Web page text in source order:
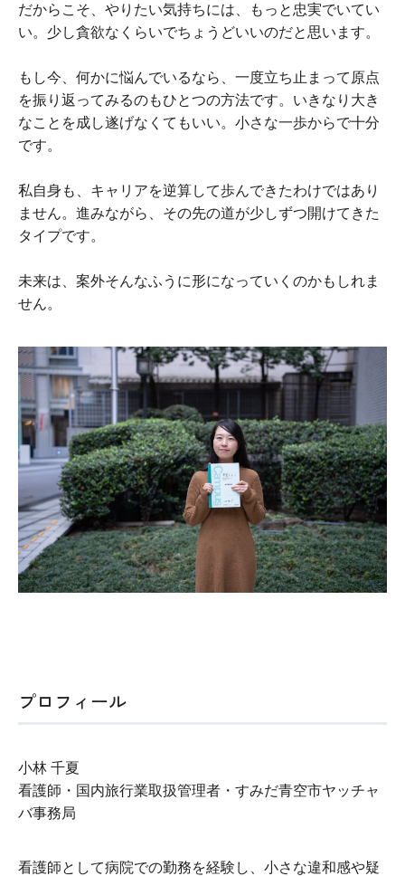
だからこそ、やりたい気持ちには、もっと忠実でいてい
い。少し貪欲なくらいでちょうどいいのだと思います。
もし今、何かに悩んでいるなら、一度立ち止まって原点
を振り返ってみるのもひとつの方法です。いきなり大き
なことを成し遂げなくてもいい。小さな一歩からで十分
です。
私自身も、キャリアを逆算して歩んできたわけではあり
ません。進みながら、その先の道が少しずつ開けてきた
タイプです。
未来は、案外そんなふうに形になっていくのかもしれま
せん。
プロフィール
小林 千夏
看護師・国内旅行業取扱管理者・すみだ青空市ヤッチャ
バ事務局
看護師として病院での勤務を経験し、小さな違和感や疑